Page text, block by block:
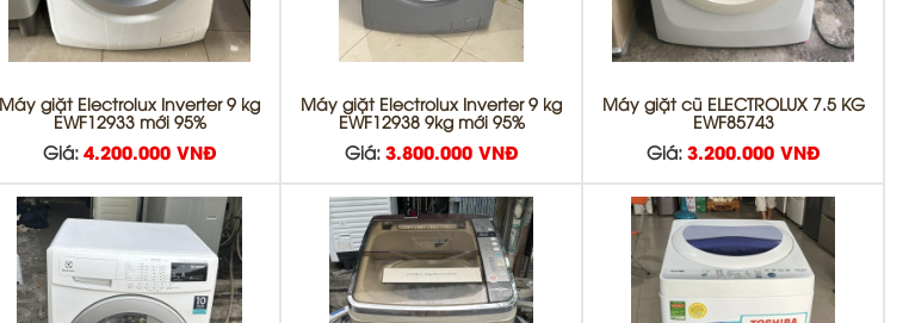
Máy giặt Electrolux Inverter 9 kg
EWF12933 mới 95%
Giá: 4.200.000 VNĐ
Máy giặt Electrolux Inverter 9 kg
EWF12938 9kg mới 95%
Giá: 3.800.000 VNĐ
Máy giặt cũ ELECTROLUX 7.5 KG
EWF85743
Giá: 3.200.000 VNĐ